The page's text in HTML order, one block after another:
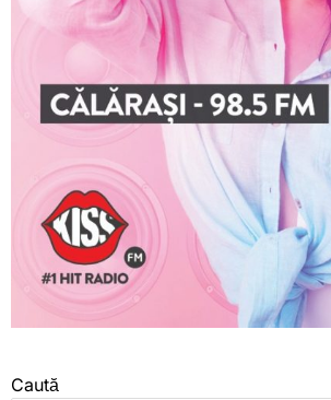
Caută